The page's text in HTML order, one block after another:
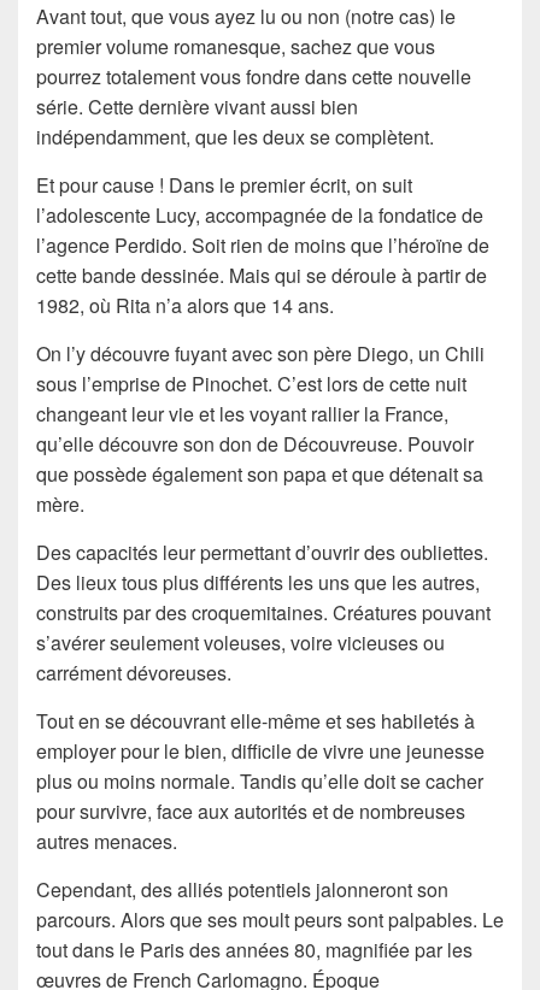
Avant tout, que vous ayez lu ou non (notre cas) le
premier volume romanesque, sachez que vous
pourrez totalement vous fondre dans cette nouvelle
série. Cette dernière vivant aussi bien
indépendamment, que les deux se complètent.
Et pour cause ! Dans le premier écrit, on suit
l’adolescente Lucy, accompagnée de la fondatice de
l’agence Perdido. Soit rien de moins que l’héroïne de
cette bande dessinée. Mais qui se déroule à partir de
1982, où Rita n’a alors que 14 ans.
On l’y découvre fuyant avec son père Diego, un Chili
sous l’emprise de Pinochet. C’est lors de cette nuit
changeant leur vie et les voyant rallier la France,
qu’elle découvre son don de Découvreuse. Pouvoir
que possède également son papa et que détenait sa
mère.
Des capacités leur permettant d’ouvrir des oubliettes.
Des lieux tous plus différents les uns que les autres,
construits par des croquemitaines. Créatures pouvant
s’avérer seulement voleuses, voire vicieuses ou
carrément dévoreuses.
Tout en se découvrant elle-même et ses habiletés à
employer pour le bien, difficile de vivre une jeunesse
plus ou moins normale. Tandis qu’elle doit se cacher
pour survivre, face aux autorités et de nombreuses
autres menaces.
Cependant, des alliés potentiels jalonneront son
parcours. Alors que ses moult peurs sont palpables. Le
tout dans le Paris des années 80, magnifiée par les
œuvres de French Carlomagno. Époque